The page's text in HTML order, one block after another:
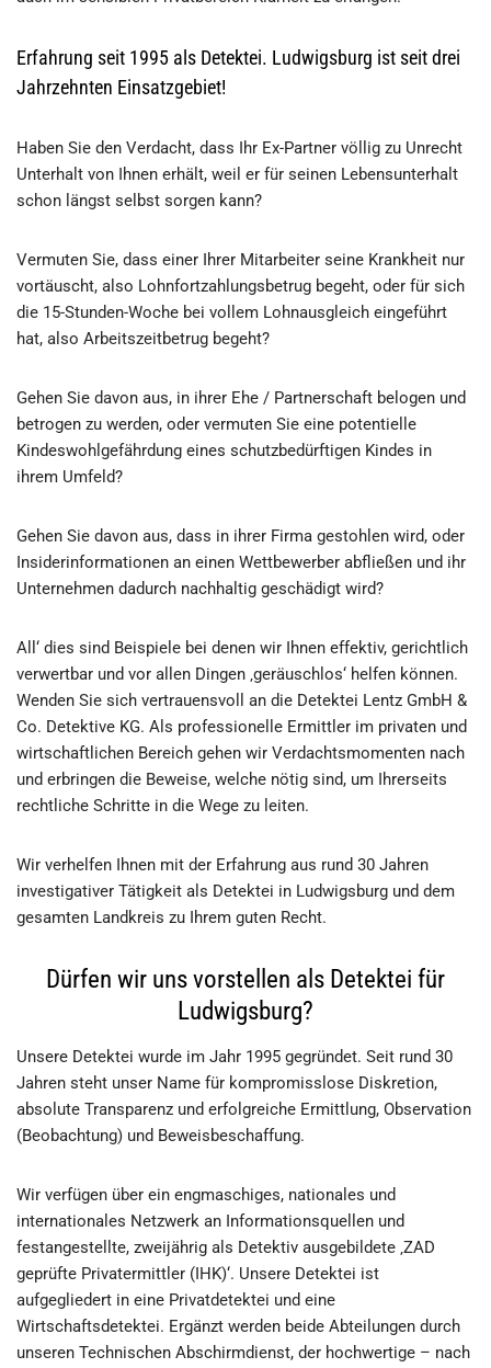
Erfahrung seit 1995 als Detektei. Ludwigsburg ist seit drei
Jahrzehnten Einsatzgebiet!
Haben Sie den Verdacht, dass Ihr Ex-Partner völlig zu Unrecht
Unterhalt von Ihnen erhält, weil er für seinen Lebensunterhalt
schon längst selbst sorgen kann?
Vermuten Sie, dass einer Ihrer Mitarbeiter seine Krankheit nur
vortäuscht, also Lohnfortzahlungsbetrug begeht, oder für sich
die 15-Stunden-Woche bei vollem Lohnausgleich eingeführt
hat, also Arbeitszeitbetrug begeht?
Gehen Sie davon aus, in ihrer Ehe / Partnerschaft belogen und
betrogen zu werden, oder vermuten Sie eine potentielle
Kindeswohlgefährdung eines schutzbedürftigen Kindes in
ihrem Umfeld?
Gehen Sie davon aus, dass in ihrer Firma gestohlen wird, oder
Insiderinformationen an einen Wettbewerber abfließen und ihr
Unternehmen dadurch nachhaltig geschädigt wird?
All‘ dies sind Beispiele bei denen wir Ihnen effektiv, gerichtlich
verwertbar und vor allen Dingen ‚geräuschlos‘ helfen können.
Wenden Sie sich vertrauensvoll an die Detektei Lentz GmbH &
Co. Detektive KG. Als professionelle Ermittler im privaten und
wirtschaftlichen Bereich gehen wir Verdachtsmomenten nach
und erbringen die Beweise, welche nötig sind, um Ihrerseits
rechtliche Schritte in die Wege zu leiten.
Wir verhelfen Ihnen mit der Erfahrung aus rund 30 Jahren
investigativer Tätigkeit als Detektei in Ludwigsburg und dem
gesamten Landkreis zu Ihrem guten Recht.
Dürfen wir uns vorstellen als Detektei für
Ludwigsburg?
Unsere Detektei wurde im Jahr 1995 gegründet. Seit rund 30
Jahren steht unser Name für kompromisslose Diskretion,
absolute Transparenz und erfolgreiche Ermittlung, Observation
(Beobachtung) und Beweisbeschaffung.
Wir verfügen über ein engmaschiges, nationales und
internationales Netzwerk an Informationsquellen und
festangestellte, zweijährig als Detektiv ausgebildete ‚ZAD
geprüfte Privatermittler (IHK)‘. Unsere Detektei ist
aufgegliedert in eine Privatdetektei und eine
Wirtschaftsdetektei. Ergänzt werden beide Abteilungen durch
unseren Technischen Abschirmdienst, der hochwertige – nach